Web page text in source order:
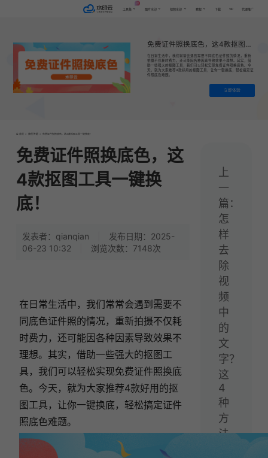
工具集
AI
图片水印 视频水印 教程 下载 VIP 代理推广
免费证件照换底色，这4款抠图工具一键换底！
在日常生活中，我们常常会遇到需要不同底色证件照的情况，重新
拍摄不仅耗时费力，还可能因各种因素导致效果不理想。其实，借
助一些强大的抠图工具，我们可以轻松实现免费证件照换底色。今
天，就为大家推荐4款好用的抠图工具，让你一键换底，轻松搞定证
件照底色难题。
立即体验
首页 > 教程|专题 > 免费证件照换底色，这4款抠图工具一键换底！
免费证件照换底色，这
4款抠图工具一键换
底！
发表者：qianqian
发布日期：2025-
06-23 10:32
浏览次数：7148次
在日常生活中，我们常常会遇到需要不
同底色证件照的情况，重新拍摄不仅耗
时费力，还可能因各种因素导致效果不
理想。其实，借助一些强大的抠图工
具，我们可以轻松实现免费证件照换底
色。今天，就为大家推荐4款好用的抠
图工具，让你一键换底，轻松搞定证件
照底色难题。
上
一
篇：
怎
样
去
除
视
频
中
的
文
字？
这
4
种
方
法